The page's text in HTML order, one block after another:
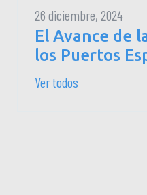
26 diciembre, 2024
El Avance de
los Puertos
Ver todos